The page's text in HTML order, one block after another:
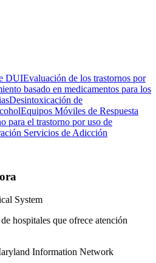
DUIEvaluación de los trastornos por
basado en medicamentos para los
Desintoxicación de
Equipos Móviles de Respuesta
para el trastorno por uso de
Servicios de Adicción
System
hospitales que ofrece atención
Information Network